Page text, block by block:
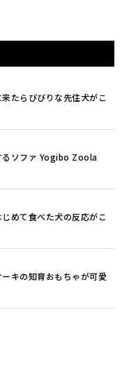
たらびびりな先住犬がこ
るソファ Yogibo Zoola
めて食べた犬の反応がこ
キの知育おもちゃが可愛